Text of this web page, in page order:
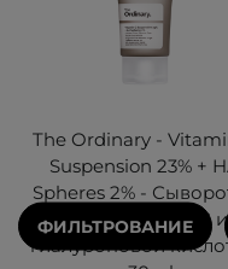
The Ordinary -
Suspension 23% +
Spheres 2% -
с 23% витамином C
гиалуроновой
ФИЛЬТРОВАНИЕ